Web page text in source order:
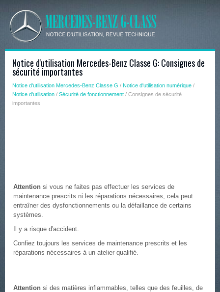
Notice d'utilisation Mercedes-Benz Classe G: Consignes de
sécurité importantes
Notice d'utilisation Mercedes-Benz Classe G / Notice d'utilisation numérique /
Notice d'utilisation / Sécurité de fonctionnement / Consignes de sécurité
importantes
Attention si vous ne faites pas effectuer les services de
maintenance prescrits ni les réparations nécessaires, cela peut
entraîner des dysfonctionnements ou la défaillance de certains
systèmes.
Il y a risque d'accident.
Confiez toujours les services de maintenance prescrits et les
réparations nécessaires à un atelier qualifié.
Attention si des matières inflammables, telles que des feuilles, de